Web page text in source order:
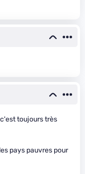
toujours très
pays pauvres pour